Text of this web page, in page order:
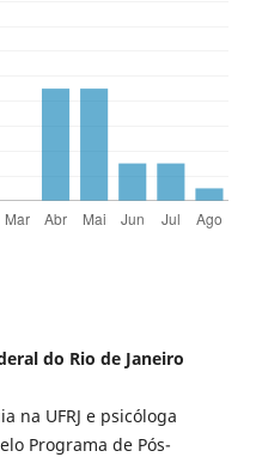
do Rio de Janeiro
na UFRJ e psicóloga
Programa de Pós-